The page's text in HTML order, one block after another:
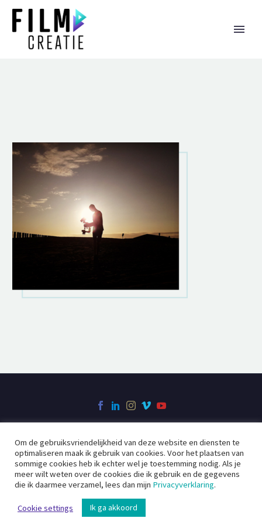
Over Filmcreatie Videoclip
Bedrijfsfilm
Social Videos
Contact
2020 © Filmcreatie
Om de gebruiksvriendelijkheid van deze website en diensten te
optimaliseren maak ik gebruik van cookies. Voor het plaatsen van
sommige cookies heb ik echter wel je toestemming nodig. Als je
meer wilt weten over de cookies die ik gebruik en de gegevens
die ik daarmee verzamel, lees dan mijn Privacyverklaring.
Cookie settings Ik ga akkoord